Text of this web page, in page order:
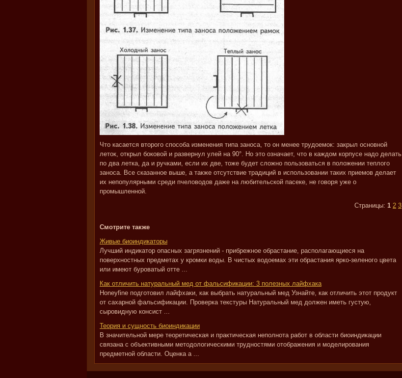
Что касается второго способа изменения типа заноса, то он менее трудоемок: закрыл основной
леток, открыл боковой и развернул улей на 90°. Но это означает, что в каждом корпусе надо делать
по два летка, да и ручками, если их две, тоже будет сложно пользоваться в положении теплого
заноса. Все сказанное выше, а также отсутствие традиций в использовании таких приемов делает
их непопулярными среди пчеловодов даже на любительской пасеке, не говоря уже о
промышленной.
Страницы: 1 2 3
Смотрите также
Живые биоиндикаторы
Лучший индикатор опасных загрязнений - прибрежное обрастание, располагающиеся на
поверхностных предметах у кромки воды. В чистых водоемах эти обрастания ярко-зеленого цвета
или имеют буроватый отте ...
Как отличить натуральный мед от фальсификации: 3 полезных лайфхака
Honeyfine подготовил лайфхаки, как выбрать натуральный мед Узнайте, как отличить этот продукт
от сахарной фальсификации. Проверка текстуры Натуральный мед должен иметь густую,
сыровидную консист ...
Теория и сущность биоиндикации
В значительной мере теоретическая и практическая неполнота работ в области биоиндикации
связана с объективными методологическими трудностями отображения и моделирования
предметной области. Оценка а ...